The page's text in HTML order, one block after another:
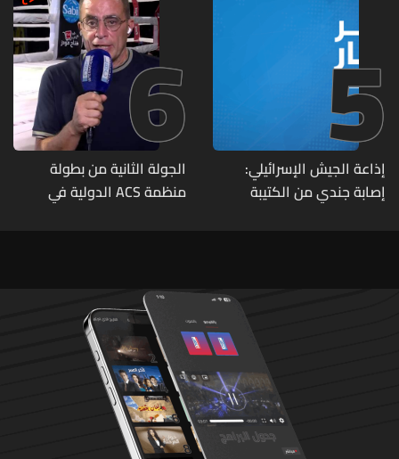
5
إذاعة الجيش الإسرائيلي:
إصابة جندي من الكتيبة
6
الجولة الثانية من بطولة
منظمة ACS الدولية في